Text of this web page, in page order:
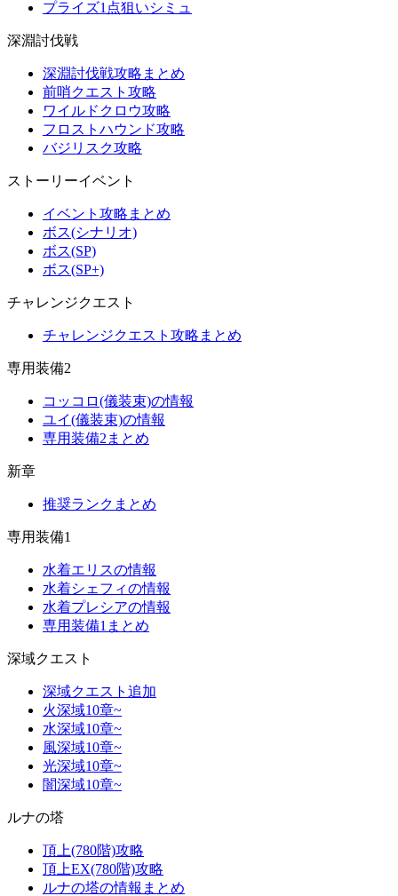
プライズ1点狙いシミュ
深淵討伐戦
深淵討伐戦攻略まとめ
前哨クエスト攻略
ワイルドクロウ攻略
フロストハウンド攻略
バジリスク攻略
ストーリーイベント
イベント攻略まとめ
ボス(シナリオ)
ボス(SP)
ボス(SP+)
チャレンジクエスト
チャレンジクエスト攻略まとめ
専用装備2
コッコロ(儀装束)の情報
ユイ(儀装束)の情報
専用装備2まとめ
新章
推奨ランクまとめ
専用装備1
水着エリスの情報
水着シェフィの情報
水着プレシアの情報
専用装備1まとめ
深域クエスト
深域クエスト追加
火深域10章~
水深域10章~
風深域10章~
光深域10章~
闇深域10章~
ルナの塔
頂上(780階)攻略
頂上EX(780階)攻略
ルナの塔の情報まとめ